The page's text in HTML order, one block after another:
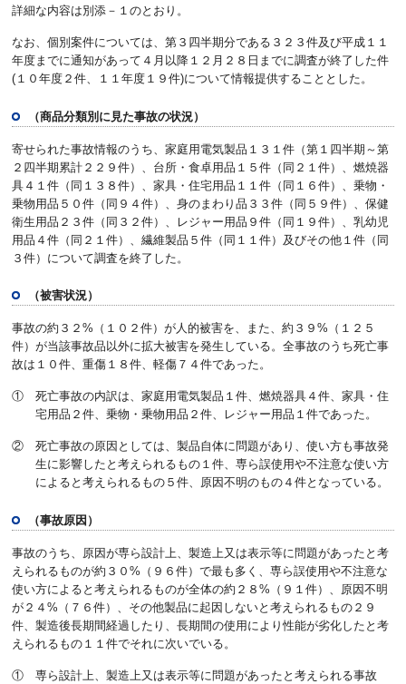
詳細な内容は別添－１のとおり。
なお、個別案件については、第３四半期分である３２３件及び平成１１
年度までに通知があって４月以降１２月２８日までに調査が終了した件
(１０年度２件、１１年度１９件)について情報提供することとした。
（商品分類別に見た事故の状況）
寄せられた事故情報のうち、家庭用電気製品１３１件（第１四半期～第
２四半期累計２２９件）、台所・食卓用品１５件（同２１件）、燃焼器
具４１件（同１３８件）、家具・住宅用品１１件（同１６件）、乗物・
乗物用品５０件（同９４件）、身のまわり品３３件（同５９件）、保健
衛生用品２３件（同３２件）、レジャー用品９件（同１９件）、乳幼児
用品４件（同２１件）、繊維製品５件（同１１件）及びその他１件（同
３件）について調査を終了した。
（被害状況）
事故の約３２%（１０２件）が人的被害を、また、約３９%（１２５
件）が当該事故品以外に拡大被害を発生している。全事故のうち死亡事
故は１０件、重傷１８件、軽傷７４件であった。
① 死亡事故の内訳は、家庭用電気製品１件、燃焼器具４件、家具・住
宅用品２件、乗物・乗物用品２件、レジャー用品１件であった。
② 死亡事故の原因としては、製品自体に問題があり、使い方も事故発
生に影響したと考えられるもの１件、専ら誤使用や不注意な使い方
によると考えられるもの５件、原因不明のもの４件となっている。
（事故原因）
事故のうち、原因が専ら設計上、製造上又は表示等に問題があったと考
えられるものが約３０%（９６件）で最も多く、専ら誤使用や不注意な
使い方によると考えられるものが全体の約２８%（９１件）、原因不明
が２４%（７６件）、その他製品に起因しないと考えられるもの２９
件、製造後長期間経過したり、長期間の使用により性能が劣化したと考
えられるもの１１件でそれに次いでいる。
① 専ら設計上、製造上又は表示等に問題があったと考えられる事故